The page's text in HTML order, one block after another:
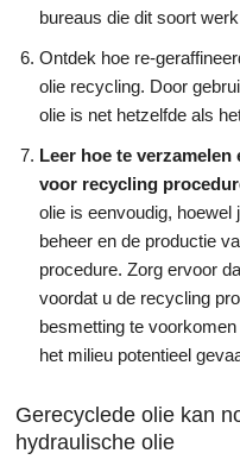
bureaus die dit soort
Ontdek hoe re-
olie recycling. Door
olie is net hetzelfde als
Leer hoe te
voor recycling
olie is eenvoudig,
beheer en de productie
procedure. Zorg ervoor
voordat u de recycling
besmetting te
het milieu potentieel
Gerecyclede olie kan
hydraulische olie